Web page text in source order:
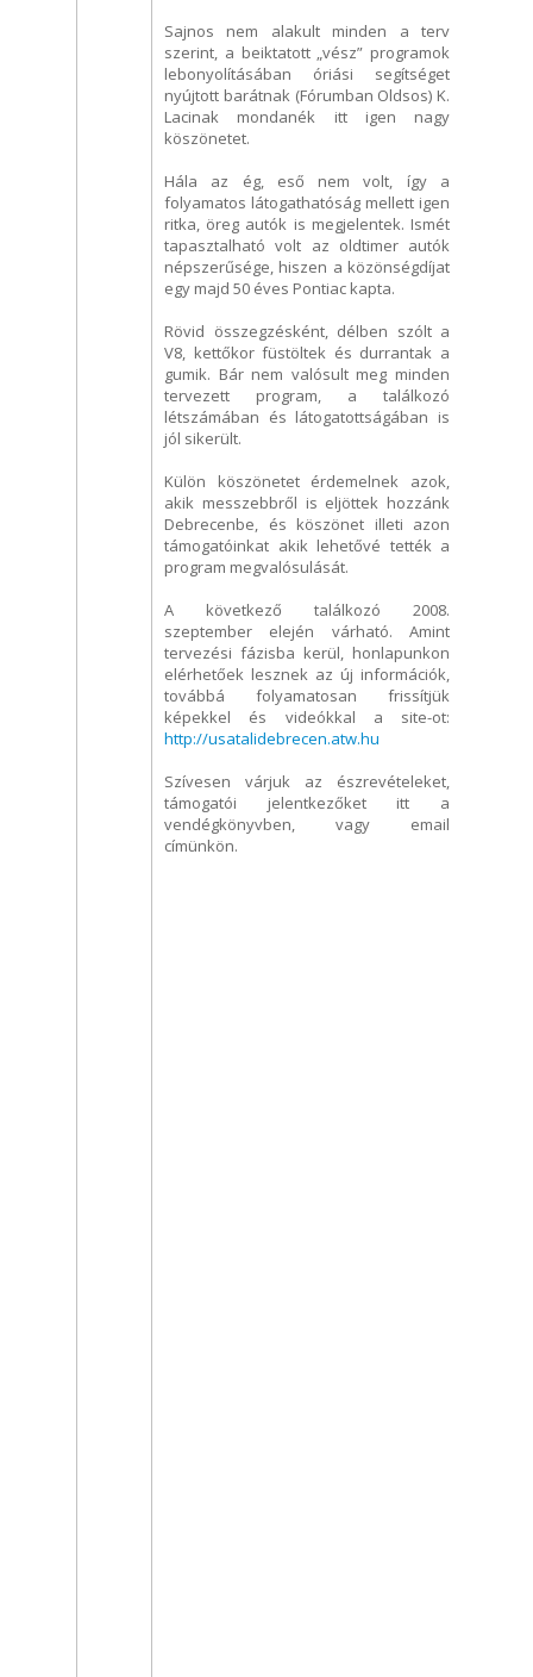
Sajnos nem alakult minden a terv
szerint, a beiktatott „vész” programok
lebonyolításában óriási segítséget
nyújtott barátnak (Fórumban Oldsos) K.
Lacinak mondanék itt igen nagy
köszönetet.
Hála az ég, eső nem volt, így a
folyamatos látogathatóság mellett igen
ritka, öreg autók is megjelentek. Ismét
tapasztalható volt az oldtimer autók
népszerűsége, hiszen a közönségdíjat
egy majd 50 éves Pontiac kapta.
Rövid összegzésként, délben szólt a
V8, kettőkor füstöltek és durrantak a
gumik. Bár nem valósult meg minden
tervezett program, a találkozó
létszámában és látogatottságában is
jól sikerült.
Külön köszönetet érdemelnek azok,
akik messzebbről is eljöttek hozzánk
Debrecenbe, és köszönet illeti azon
támogatóinkat akik lehetővé tették a
program megvalósulását.
A következő találkozó 2008.
szeptember elején várható. Amint
tervezési fázisba kerül, honlapunkon
elérhetőek lesznek az új információk,
továbbá folyamatosan frissítjük
képekkel és videókkal a site-ot:
http://usatalidebrecen.atw.hu
Szívesen várjuk az észrevételeket,
támogatói jelentkezőket itt a
vendégkönyvben, vagy email
címünkön.